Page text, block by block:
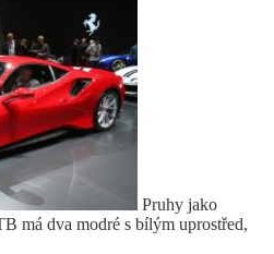
Pruhy jako
má dva modré s bílým uprostřed,